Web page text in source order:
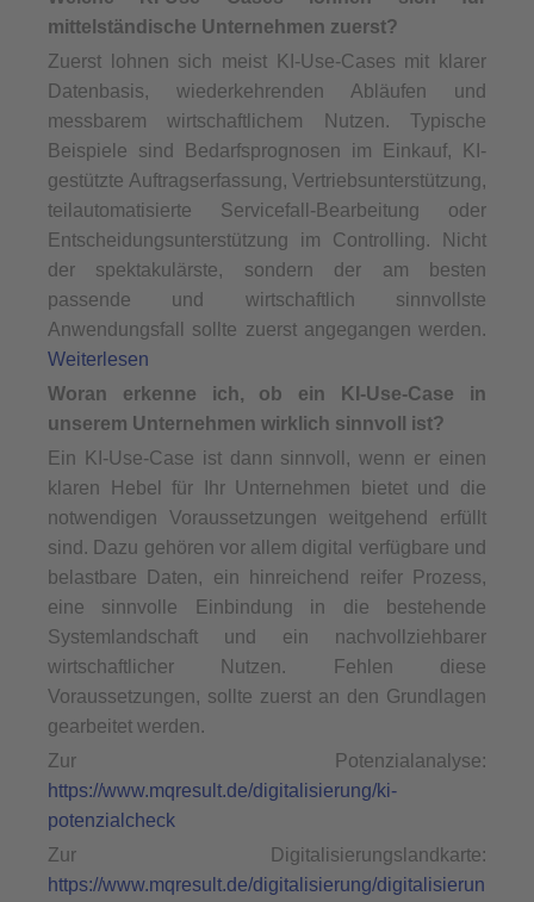
mittelständische Unternehmen zuerst?
Zuerst lohnen sich meist KI-Use-Cases mit klarer
Datenbasis, wiederkehrenden Abläufen und
messbarem wirtschaftlichem Nutzen. Typische
Beispiele sind Bedarfsprognosen im Einkauf, KI-
gestützte Auftragserfassung, Vertriebsunterstützung,
teilautomatisierte Servicefall-Bearbeitung oder
Entscheidungsunterstützung im Controlling. Nicht
der spektakulärste, sondern der am besten
passende und wirtschaftlich sinnvollste
Anwendungsfall sollte zuerst angegangen werden.
Weiterlesen
Woran erkenne ich, ob ein KI-Use-Case in
unserem Unternehmen wirklich sinnvoll ist?
Ein KI-Use-Case ist dann sinnvoll, wenn er einen
klaren Hebel für Ihr Unternehmen bietet und die
notwendigen Voraussetzungen weitgehend erfüllt
sind. Dazu gehören vor allem digital verfügbare und
belastbare Daten, ein hinreichend reifer Prozess,
eine sinnvolle Einbindung in die bestehende
Systemlandschaft und ein nachvollziehbarer
wirtschaftlicher Nutzen. Fehlen diese
Voraussetzungen, sollte zuerst an den Grundlagen
gearbeitet werden.
Zur Potenzialanalyse:
https://www.mqresult.de/digitalisierung/ki-
potenzialcheck
Zur Digitalisierungslandkarte:
https://www.mqresult.de/digitalisierung/digitalisierun